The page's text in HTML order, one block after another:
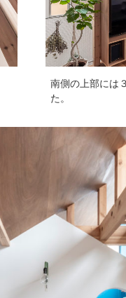
南側の上部には
た。